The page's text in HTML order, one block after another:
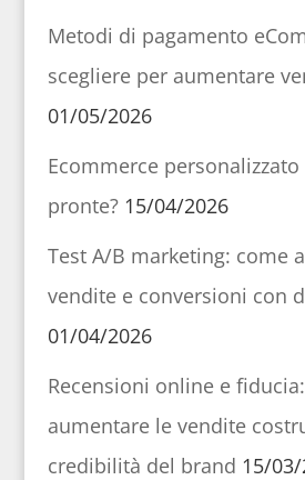
Metodi di pagamento
scegliere per aumentare
01/05/2026
Ecommerce
pronte? 15/04/2026
Test A/B marketing: come
vendite e conversioni con
01/04/2026
Recensioni online e
aumentare le vendite
credibilità del brand 15/